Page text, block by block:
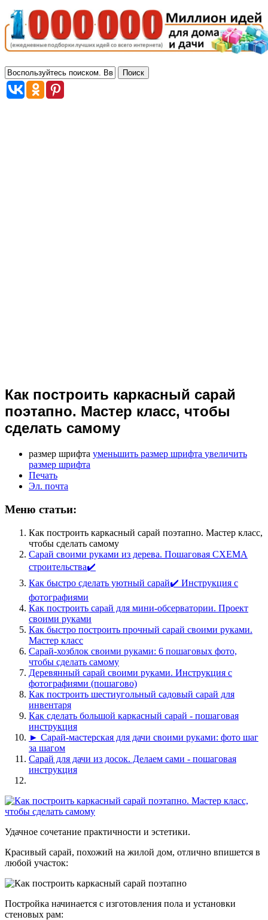
Как построить каркасный сарай
поэтапно. Мастер класс, чтобы
сделать самому
размер шрифта уменьшить размер шрифта увеличить
размер шрифта
Печать
Эл. почта
Меню статьи:
Как построить каркасный сарай поэтапно. Мастер класс,
чтобы сделать самому
Сарай своими руками из дерева. Пошаговая СХЕМА
строительства✔️
Как быстро сделать уютный сарай✔️ Инструкция с
фотографиями
Как построить сарай для мини-обсерватории. Проект
своими руками
Как быстро построить прочный сарай своими руками.
Мастер класс
Сарай-хозблок своими руками: 6 пошаговых фото,
чтобы сделать самому
Деревянный сарай своими руками. Инструкция с
фотографиями (пошагово)
Как построить шестиугольный садовый сарай для
инвентаря
Как сделать большой каркасный сарай - пошаговая
инструкция
► Сарай-мастерская для дачи своими руками: фото шаг
за шагом
Сарай для дачи из досок. Делаем сами - пошаговая
инструкция
Удачное сочетание практичности и эстетики.
Красивый сарай, похожий на жилой дом, отлично впишется в
любой участок:
Постройка начинается с изготовления пола и установки
стеновых рам: